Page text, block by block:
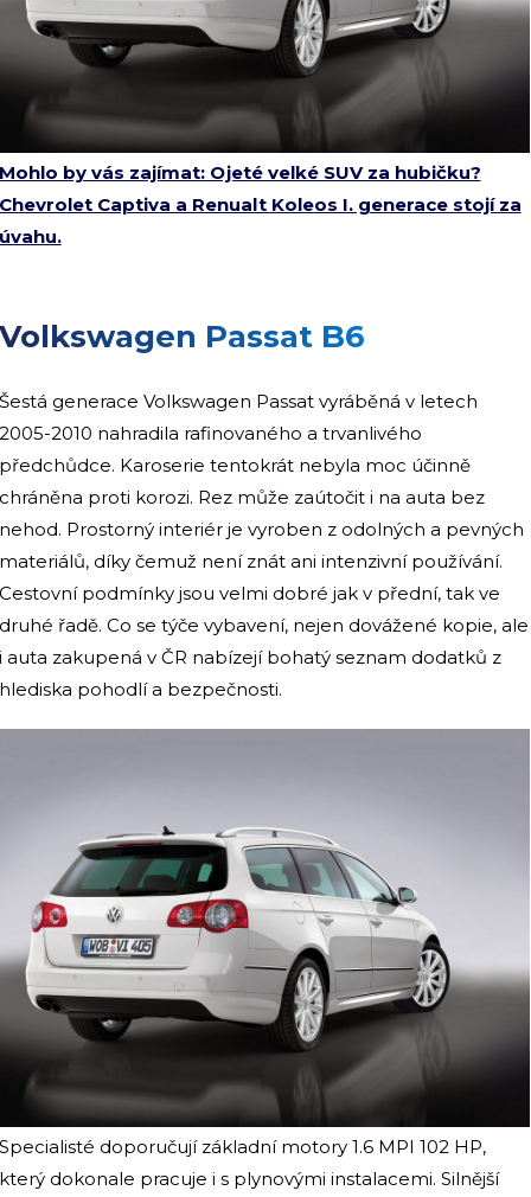
by vás zajímat: Ojeté velké SUV za hubičku?
Captiva a Renualt Koleos I. generace stojí za
Passat B6
generace Volkswagen Passat vyráběná v letech
2010 nahradila rafinovaného a trvanlivého
Karoserie tentokrát nebyla moc účinně
proti korozi. Rez může zaútočit i na auta bez
Prostorný interiér je vyroben z odolných a pevných
díky čemuž není znát ani intenzivní používání.
podmínky jsou velmi dobré jak v přední, tak ve
řadě. Co se týče vybavení, nejen dovážené kopie, ale
auta zakupená v ČR nabízejí bohatý seznam dodatků z
pohodlí a bezpečnosti.
doporučují základní motory 1.6 MPI 102 HP,
dokonale pracuje i s plynovými instalacemi. Silnější